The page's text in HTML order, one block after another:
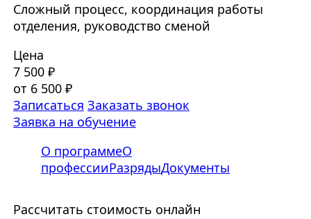
Сложный процесс, координация работы
отделения, руководство сменой
Цена
7 500 ₽
от 6 500 ₽
Записаться Заказать звонок
Заявка на обучение
О программеО
профессииРазрядыДокументы
Рассчитать стоимость онлайн